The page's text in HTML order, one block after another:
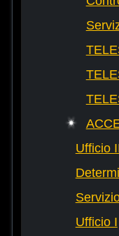
Ufficio
Ufficio I